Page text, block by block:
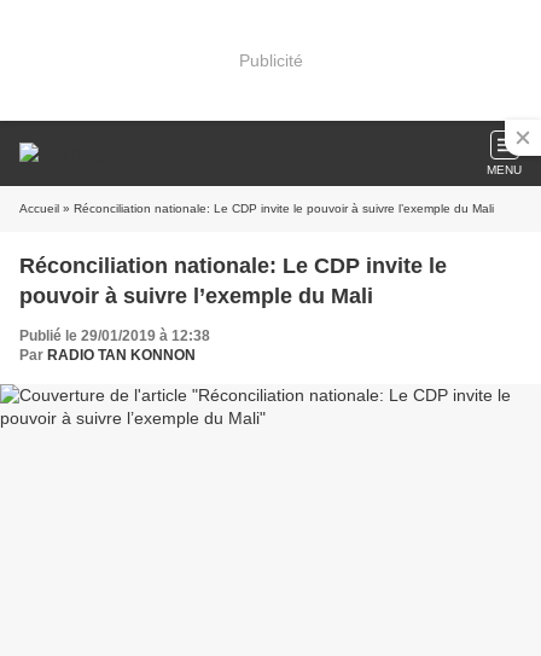
Publicité
MENU
Accueil » Réconciliation nationale: Le CDP invite le pouvoir à suivre l’exemple du Mali
Réconciliation nationale: Le CDP invite le
pouvoir à suivre l’exemple du Mali
Publié le 29/01/2019 à 12:38
Par RADIO TAN KONNON